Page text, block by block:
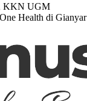
KKN UGM
Health di Gianyar